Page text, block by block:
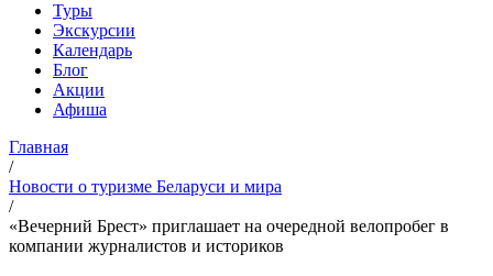
Туры
Экскурсии
Календарь
Блог
Акции
Афиша
Главная
/
Новости о туризме Беларуси и мира
/
«Вечерний Брест» приглашает на очередной велопробег в
компании журналистов и историков